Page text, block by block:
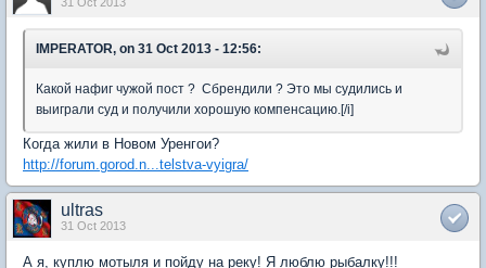
IMPERATOR, on 31 Oct 2013 - 12:56:
Какой нафиг чужой пост ? Сбрендили ? Это мы судились и
выиграли суд и получили хорошую компенсацию.[/i]
Когда жили в Новом Уренгои?
http://forum.gorod.n...telstva-vyigra/
ultras
31 Oct 2013
А я, куплю мотыля и пойду на реку! Я люблю рыбалку!!!